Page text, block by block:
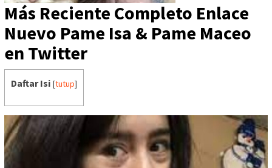
Más Reciente Completo Enlace
Nuevo Pame Isa & Pame Maceo
en Twitter
Daftar Isi [tutup]